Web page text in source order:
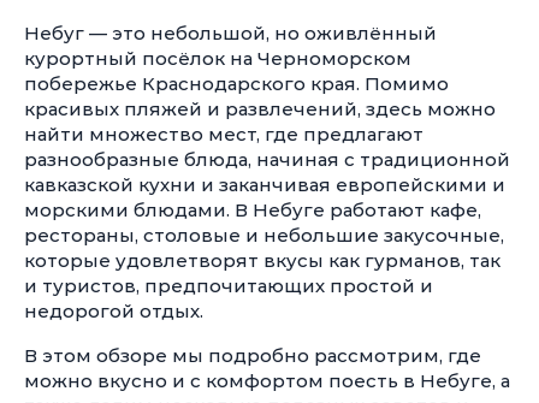
Небуг — это небольшой, но оживлённый
курортный посёлок на Черноморском
побережье Краснодарского края. Помимо
красивых пляжей и развлечений, здесь можно
найти множество мест, где предлагают
разнообразные блюда, начиная с традиционной
кавказской кухни и заканчивая европейскими и
морскими блюдами. В Небуге работают кафе,
рестораны, столовые и небольшие закусочные,
которые удовлетворят вкусы как гурманов, так
и туристов, предпочитающих простой и
недорогой отдых.
В этом обзоре мы подробно рассмотрим, где
можно вкусно и с комфортом поесть в Небуге, а